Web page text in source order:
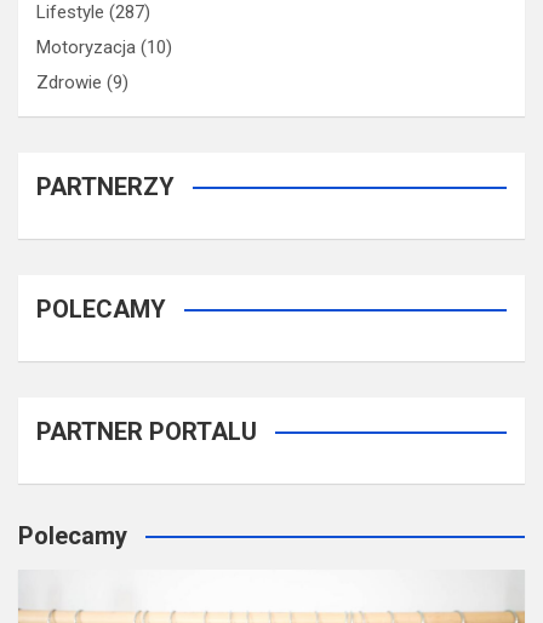
Lifestyle (287)
Motoryzacja (10)
Zdrowie (9)
PARTNERZY
POLECAMY
PARTNER PORTALU
Polecamy